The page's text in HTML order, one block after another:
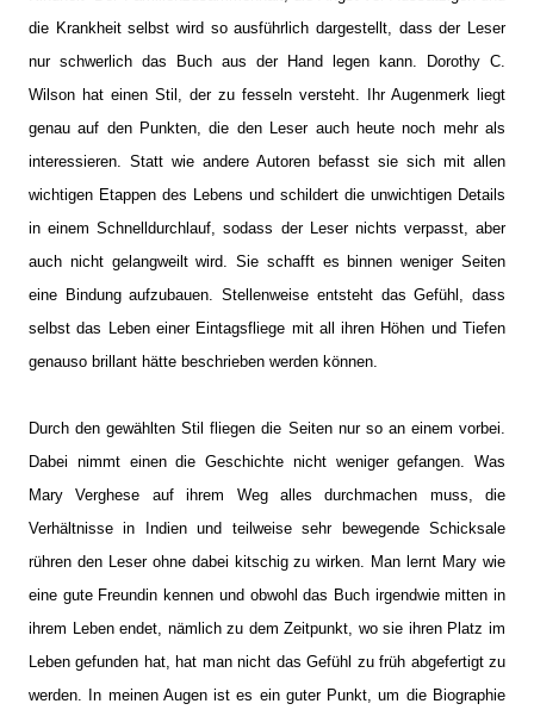
die Krankheit selbst wird so ausführlich dargestellt, dass der Leser
nur schwerlich das Buch aus der Hand legen kann. Dorothy C.
Wilson hat einen Stil, der zu fesseln versteht. Ihr Augenmerk liegt
genau auf den Punkten, die den Leser auch heute noch mehr als
interessieren. Statt wie andere Autoren befasst sie sich mit allen
wichtigen Etappen des Lebens und schildert die unwichtigen Details
in einem Schnelldurchlauf, sodass der Leser nichts verpasst, aber
auch nicht gelangweilt wird. Sie schafft es binnen weniger Seiten
eine Bindung aufzubauen. Stellenweise entsteht das Gefühl, dass
selbst das Leben einer Eintagsfliege mit all ihren Höhen und Tiefen
genauso brillant hätte beschrieben werden können.
Durch den gewählten Stil fliegen die Seiten nur so an einem vorbei.
Dabei nimmt einen die Geschichte nicht weniger gefangen. Was
Mary Verghese auf ihrem Weg alles durchmachen muss, die
Verhältnisse in Indien und teilweise sehr bewegende Schicksale
rühren den Leser ohne dabei kitschig zu wirken. Man lernt Mary wie
eine gute Freundin kennen und obwohl das Buch irgendwie mitten in
ihrem Leben endet, nämlich zu dem Zeitpunkt, wo sie ihren Platz im
Leben gefunden hat, hat man nicht das Gefühl zu früh abgefertigt zu
werden. In meinen Augen ist es ein guter Punkt, um die Biographie